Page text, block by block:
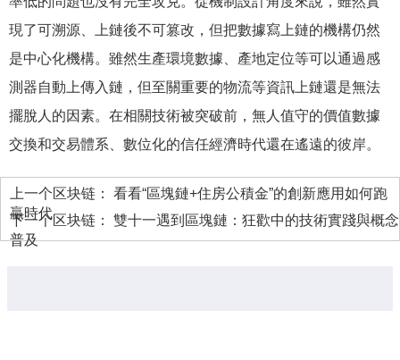
現了可溯源、上鏈後不可篡改，但把數據寫上鏈的機構仍然
是中心化機構。雖然生產環境數據、產地定位等可以通過感
測器自動上傳入鏈，但至關重要的物流等資訊上鏈還是無法
擺脫人的因素。在相關技術被突破前，無人值守的價值數據
交換和交易體系、數位化的信任經濟時代還在遙遠的彼岸。
上一个区块链： 看看“區塊鏈+住房公積金”的創新應用如何跑
贏時代
下一个区块链： 雙十一遇到區塊鏈：狂歡中的技術實踐與概念
普及